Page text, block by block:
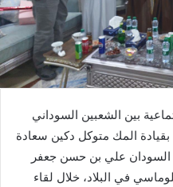
بين الشعبين السوداني
بقيادة المك متوكل دكين سعادة
السودان علي بن حسن جعفر
في البلاد، خلال لقاء